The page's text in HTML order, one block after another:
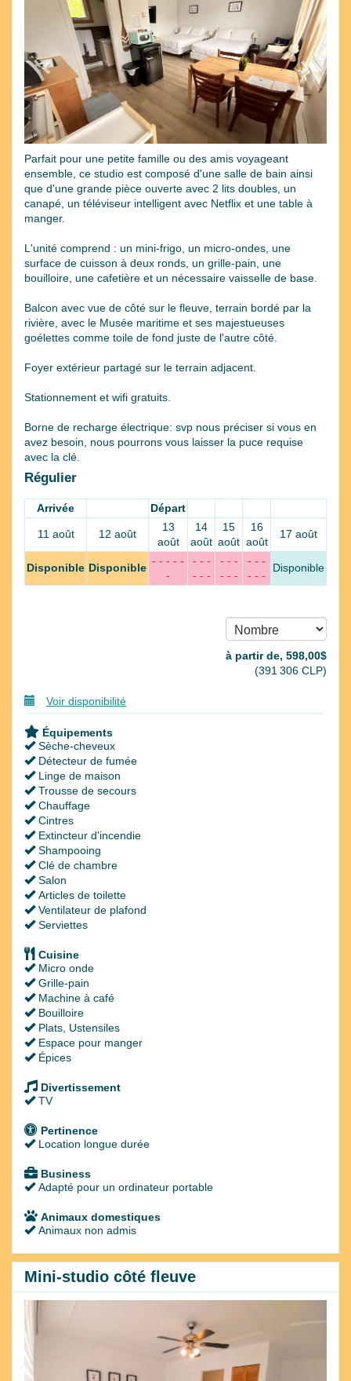
Parfait pour une petite famille ou des amis voyageant
ensemble, ce studio est composé d'une salle de bain ainsi
que d'une grande pièce ouverte avec 2 lits doubles, un
canapé, un téléviseur intelligent avec Netflix et une table à
manger.
L'unité comprend : un mini-frigo, un micro-ondes, une
surface de cuisson à deux ronds, un grille-pain, une
bouilloire, une cafetière et un nécessaire vaisselle de base.
Balcon avec vue de côté sur le fleuve, terrain bordé par la
rivière, avec le Musée maritime et ses majestueuses
goélettes comme toile de fond juste de l'autre côté.
Foyer extérieur partagé sur le terrain adjacent.
Stationnement et wifi gratuits.
Borne de recharge électrique: svp nous préciser si vous en
avez besoin, nous pourrons vous laisser la puce requise
avec la clé.
Régulier
Arrivée Départ
11 août 12 août
13
août
14
août
15
août
16
août
17 août
Disponible Disponible
- - - - -
-
- - -
- - -
- - -
- - -
- - -
- - -
Disponible
à partir de‚ 598,00$
(391 306 CLP)
Voir disponibilité
Équipements
Sèche-cheveux
Détecteur de fumée
Linge de maison
Trousse de secours
Chauffage
Cintres
Extincteur d'incendie
Shampooing
Clé de chambre
Salon
Articles de toilette
Ventilateur de plafond
Serviettes
Cuisine
Micro onde
Grille-pain
Machine à café
Bouilloire
Plats, Ustensiles
Espace pour manger
Épices
Divertissement
TV
Pertinence
Location longue durée
Business
Adapté pour un ordinateur portable
Animaux domestiques
Animaux non admis
Mini-studio côté fleuve